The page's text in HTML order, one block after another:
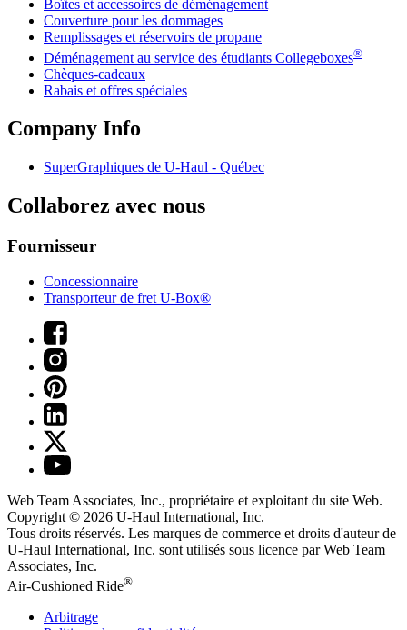
Boîtes et accessoires de déménagement
Couverture pour les dommages
Remplissages et réservoirs de propane
Déménagement au service des étudiants Collegeboxes®
Chèques-cadeaux
Rabais et offres spéciales
Company Info
SuperGraphiques de U-Haul - Québec
Collaborez avec nous
Fournisseur
Concessionnaire
Transporteur de fret U-Box®
Web Team Associates, Inc., propriétaire et exploitant du site Web.
Copyright © 2026 U-Haul International, Inc.
Tous droits réservés. Les marques de commerce et droits d'auteur de
U-Haul International, Inc. sont utilisés sous licence par Web Team
Associates, Inc.
Air-Cushioned Ride®
Arbitrage